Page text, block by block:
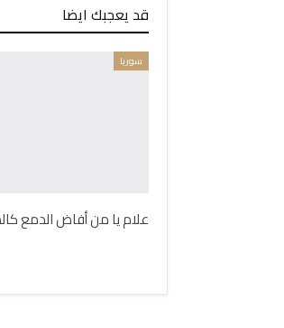
قد يعجبك ايضا
سوريا
علام يا من أفاض الدمع